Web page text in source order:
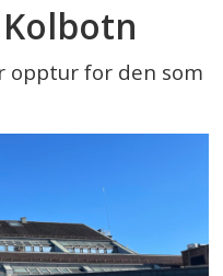
opptur for den som